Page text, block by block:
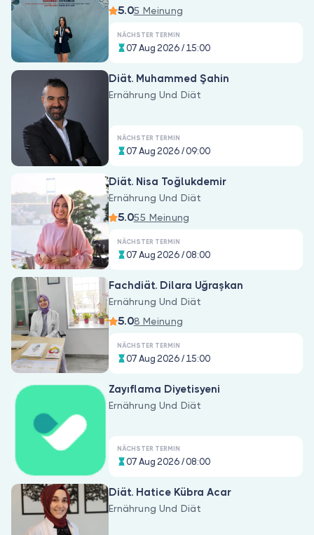
5.05 Meinung
NÄCHSTER TERMIN
07 Aug 2026 / 15:00
Diät. Muhammed Şahin
Ernährung Und Diät
NÄCHSTER TERMIN
07 Aug 2026 / 09:00
Diät. Nisa Toğlukdemir
Ernährung Und Diät
5.055 Meinung
NÄCHSTER TERMIN
07 Aug 2026 / 08:00
Fachdiät. Dilara Uğraşkan
Ernährung Und Diät
5.08 Meinung
NÄCHSTER TERMIN
07 Aug 2026 / 15:00
Zayıflama Diyetisyeni
Ernährung Und Diät
NÄCHSTER TERMIN
07 Aug 2026 / 08:00
Diät. Hatice Kübra Acar
Ernährung Und Diät